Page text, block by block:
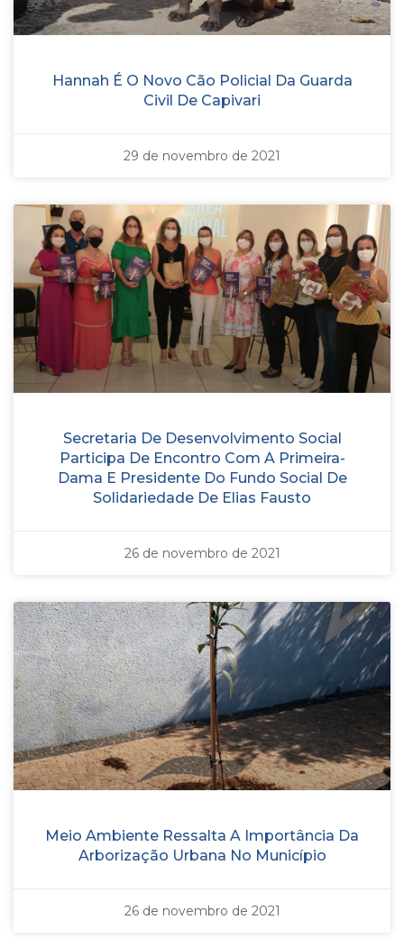
Hannah É O Novo Cão Policial Da Guarda
Civil De Capivari
29 de novembro de 2021
Secretaria De Desenvolvimento Social
Participa De Encontro Com A Primeira-
Dama E Presidente Do Fundo Social De
Solidariedade De Elias Fausto
26 de novembro de 2021
Meio Ambiente Ressalta A Importância Da
Arborização Urbana No Município
26 de novembro de 2021